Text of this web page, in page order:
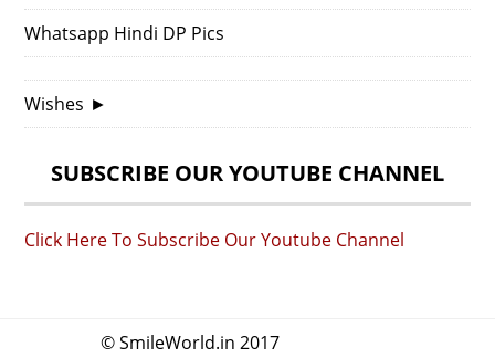
Whatsapp Hindi DP Pics
Wishes ►
SUBSCRIBE OUR YOUTUBE CHANNEL
Click Here To Subscribe Our Youtube Channel
© SmileWorld.in 2017